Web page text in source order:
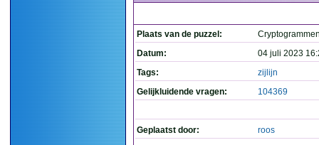
Plaats van de puzzel:
Datum:
04 juli 2023
Tags:
zijlijn
Gelijkluidende vragen:
104369
Geplaatst door: roos